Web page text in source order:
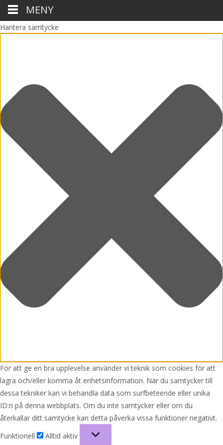
Hantera samtycke
För att ge en bra upplevelse använder vi teknik som cookies för att
lagra och/eller komma åt enhetsinformation. När du samtycker till
dessa tekniker kan vi behandla data som surfbeteende eller unika
ID:n på denna webbplats. Om du inte samtycker eller om du
återkallar ditt samtycke kan detta påverka vissa funktioner negativt.
Funktionell
Alltid aktiv
MENY